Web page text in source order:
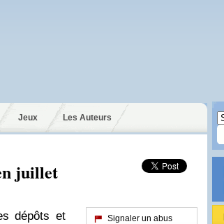
Jeux Les Auteurs
juillet
dépôts et
Signaler un abus